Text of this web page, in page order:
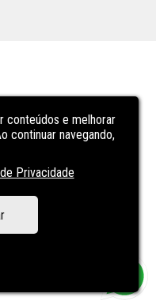
conteúdos e melhorar
continuar navegando,
Privacidade